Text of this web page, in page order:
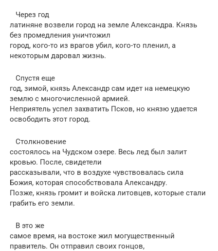
Через год
латиняне возвели город на земле Александра. Князь
без промедления уничтожил
город, кого-то из врагов убил, кого-то пленил, а
некоторым даровал жизнь.
Спустя еще
год, зимой, князь Александр сам идет на немецкую
землю с многочисленной армией.
Неприятель успел захватить Псков, но князю удается
освободить этот город.
Столкновение
состоялось на Чудском озере. Весь лед был залит
кровью. После, свидетели
рассказывали, что в воздухе чувствовалась сила
Божия, которая способствовала Александру.
Позже, князь громит и войска литовцев, которые стали
грабить его земли.
В это же
самое время, на востоке жил могущественный
правитель. Он отправил своих гонцов,